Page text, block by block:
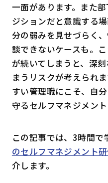
一面があります。また
ジションだと意識する
分の弱みを見せづらく
談できないケースも。
が続いてしまうと、深
まうリスクが考えられ
すい管理職にこそ、自
守るセルフマネジメント
この記事では、 3時間で
のセルフマネジメント
介します。